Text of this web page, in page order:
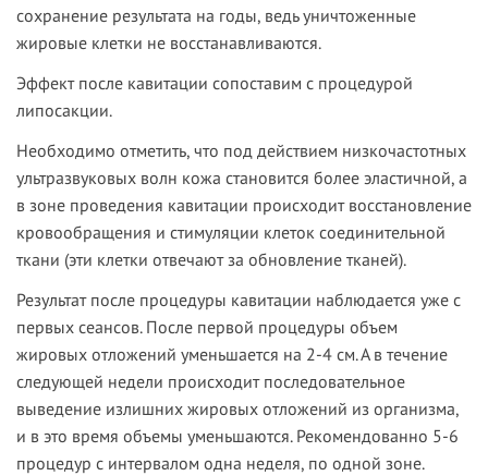
сохранение результата на годы, ведь уничтоженные
жировые клетки не восстанавливаются.
Эффект после кавитации сопоставим с процедурой
липосакции.
Необходимо отметить, что под действием низкочастотных
ультразвуковых волн кожа становится более эластичной, а
в зоне проведения кавитации происходит восстановление
кровообращения и стимуляции клеток соединительной
ткани (эти клетки отвечают за обновление тканей).
Результат после процедуры кавитации наблюдается уже с
первых сеансов. После первой процедуры объем
жировых отложений уменьшается на 2-4 см. А в течение
следующей недели происходит последовательное
выведение излишних жировых отложений из организма,
и в это время объемы уменьшаются. Рекомендованно 5-6
процедур с интервалом одна неделя, по одной зоне.